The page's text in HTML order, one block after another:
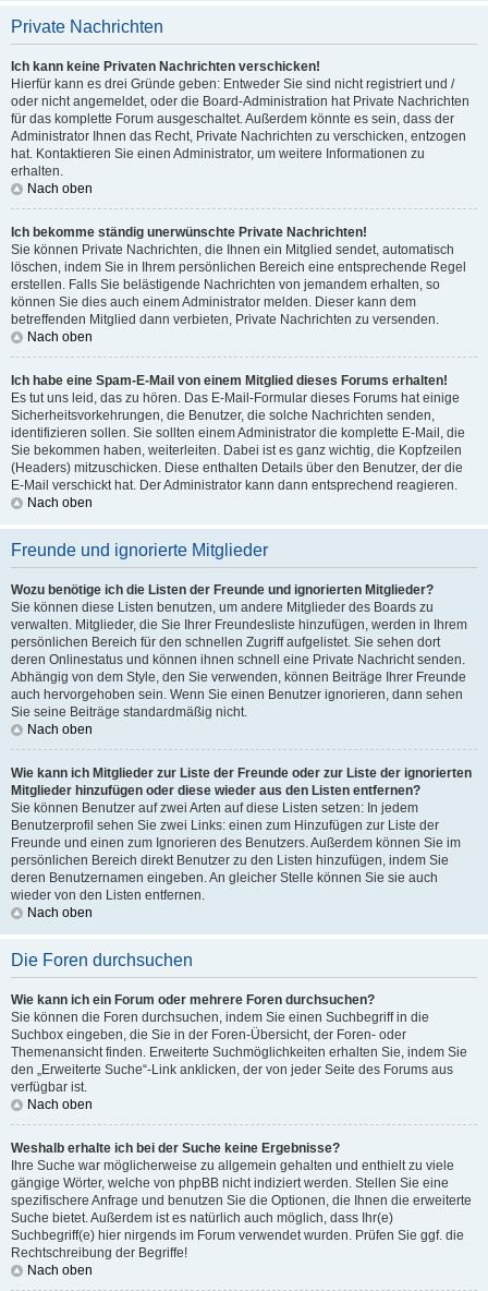
Private Nachrichten
Ich kann keine Privaten Nachrichten verschicken!
Hierfür kann es drei Gründe geben: Entweder Sie sind nicht registriert und /
oder nicht angemeldet, oder die Board-Administration hat Private Nachrichten
für das komplette Forum ausgeschaltet. Außerdem könnte es sein, dass der
Administrator Ihnen das Recht, Private Nachrichten zu verschicken, entzogen
hat. Kontaktieren Sie einen Administrator, um weitere Informationen zu
erhalten.
Nach oben
Ich bekomme ständig unerwünschte Private Nachrichten!
Sie können Private Nachrichten, die Ihnen ein Mitglied sendet, automatisch
löschen, indem Sie in Ihrem persönlichen Bereich eine entsprechende Regel
erstellen. Falls Sie belästigende Nachrichten von jemandem erhalten, so
können Sie dies auch einem Administrator melden. Dieser kann dem
betreffenden Mitglied dann verbieten, Private Nachrichten zu versenden.
Nach oben
Ich habe eine Spam-E-Mail von einem Mitglied dieses Forums erhalten!
Es tut uns leid, das zu hören. Das E-Mail-Formular dieses Forums hat einige
Sicherheitsvorkehrungen, die Benutzer, die solche Nachrichten senden,
identifizieren sollen. Sie sollten einem Administrator die komplette E-Mail, die
Sie bekommen haben, weiterleiten. Dabei ist es ganz wichtig, die Kopfzeilen
(Headers) mitzuschicken. Diese enthalten Details über den Benutzer, der die
E-Mail verschickt hat. Der Administrator kann dann entsprechend reagieren.
Nach oben
Freunde und ignorierte Mitglieder
Wozu benötige ich die Listen der Freunde und ignorierten Mitglieder?
Sie können diese Listen benutzen, um andere Mitglieder des Boards zu
verwalten. Mitglieder, die Sie Ihrer Freundesliste hinzufügen, werden in Ihrem
persönlichen Bereich für den schnellen Zugriff aufgelistet. Sie sehen dort
deren Onlinestatus und können ihnen schnell eine Private Nachricht senden.
Abhängig von dem Style, den Sie verwenden, können Beiträge Ihrer Freunde
auch hervorgehoben sein. Wenn Sie einen Benutzer ignorieren, dann sehen
Sie seine Beiträge standardmäßig nicht.
Nach oben
Wie kann ich Mitglieder zur Liste der Freunde oder zur Liste der ignorierten
Mitglieder hinzufügen oder diese wieder aus den Listen entfernen?
Sie können Benutzer auf zwei Arten auf diese Listen setzen: In jedem
Benutzerprofil sehen Sie zwei Links: einen zum Hinzufügen zur Liste der
Freunde und einen zum Ignorieren des Benutzers. Außerdem können Sie im
persönlichen Bereich direkt Benutzer zu den Listen hinzufügen, indem Sie
deren Benutzernamen eingeben. An gleicher Stelle können Sie sie auch
wieder von den Listen entfernen.
Nach oben
Die Foren durchsuchen
Wie kann ich ein Forum oder mehrere Foren durchsuchen?
Sie können die Foren durchsuchen, indem Sie einen Suchbegriff in die
Suchbox eingeben, die Sie in der Foren-Übersicht, der Foren- oder
Themenansicht finden. Erweiterte Suchmöglichkeiten erhalten Sie, indem Sie
den „Erweiterte Suche“-Link anklicken, der von jeder Seite des Forums aus
verfügbar ist.
Nach oben
Weshalb erhalte ich bei der Suche keine Ergebnisse?
Ihre Suche war möglicherweise zu allgemein gehalten und enthielt zu viele
gängige Wörter, welche von phpBB nicht indiziert werden. Stellen Sie eine
spezifischere Anfrage und benutzen Sie die Optionen, die Ihnen die erweiterte
Suche bietet. Außerdem ist es natürlich auch möglich, dass Ihr(e)
Suchbegriff(e) hier nirgends im Forum verwendet wurden. Prüfen Sie ggf. die
Rechtschreibung der Begriffe!
Nach oben